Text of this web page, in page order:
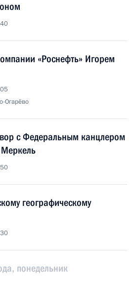
«Роснефть» Игорем
Огарёво
с Федеральным канцлером
географическому
понедельник